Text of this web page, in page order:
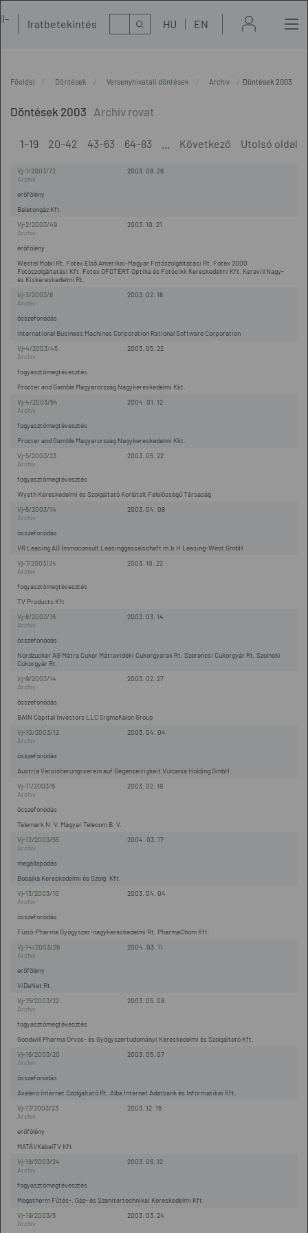
Iratbetekintés Kereső HU EN
Főoldal Döntések Versenyhivatali döntések Archív Döntések 2003
Döntések 2003
1–19 20–42 43–63 64–83 Következő Utolsó oldal
2003. 08. 26
Vj-1/2003/72
Balatongáz Kft.
erőfölény
2003. 10. 21
Vj-2/2003/49
Westel Mobil Rt. Fotex Első Amerikai-Magyar Fotószolgáltatási Rt. Fotex 2000
Fotószolgáltatási Kft. Fotex OFOTÉRT Optika és Fotócikk Kereskedelmi Kft. Keravill Nagy-
és Kiskereskedelmi Rt.
erőfölény
2003. 02. 18
Vj-3/2003/8
International Business Machines Corporation Rational Software Corporation
összefonódás
2003. 05. 22
Vj-4/2003/45
Procter and Gamble Magyarország Nagykereskedelmi Kkt.
fogyasztómegtévesztés
2004. 01. 12
Vj-4/2003/54
Procter and Gamble Magyarország Nagykereskedelmi Kkt.
fogyasztómegtévesztés
2003. 05. 22
Vj-5/2003/23
Wyeth Kereskedelmi és Szolgáltató Korlátolt Felelősségű Társaság
fogyasztómegtévesztés
2003. 04. 08
Vj-6/2003/14
VR Leasing AG Immoconsult Leasinggesselschaft m.b.H Leasing-West GmbH
összefonódás
2003. 10. 22
Vj-7/2003/24
TV Products Kft.
fogyasztómegtévesztés
2003. 03. 14
Vj-8/2003/16
Nordzucker AG Mátra Cukor Mátravidéki Cukorgyárak Rt. Szerencsi Cukorgyár Rt. Szolnoki
Cukorgyár Rt.
összefonódás
2003. 02. 27
Vj-9/2003/14
BAIN Capital Investors LLC SigmaKalon Group
összefonódás
2003. 04. 04
Vj-10/2003/12
Austria Versicherungsverein auf Gegenseitigkeit Vulcania Holding GmbH
összefonódás
2003. 02. 19
Vj-11/2003/6
Telemark N. V. Magyar Telecom B. V.
összefonódás
2004. 03. 17
Vj-12/2003/55
Bobájka Kereskedelmi és Szolg. Kft.
megállapodás
2003. 04. 04
Vj-13/2003/10
Fúzió-Pharma Gyógyszer-nagykereskedelmi Rt. PharmaChom Kft.
összefonódás
2004. 03. 11
Vj-14/2003/26
ViDaNet Rt.
erőfölény
2003. 05. 08
Vj-15/2003/22
Goodwill Pharma Orvos- és Gyógyszertudományi Kereskedelmi és Szolgáltató Kft.
fogyasztómegtévesztés
2003. 05. 07
Vj-16/2003/20
Axelero Internet Szolgáltató Rt. Alba Internet Adatbank és Informatikai Kft.
összefonódás
2003. 12. 15
Vj-17/2003/23
MATÁVKábelTV Kft.
erőfölény
2003. 06. 12
Vj-18/2003/24
Megatherm Fűtés-, Gáz- és Szanitertechnikai Kereskedelmi Kft.
fogyasztómegtévesztés
2003. 03. 24
Vj-19/2003/5